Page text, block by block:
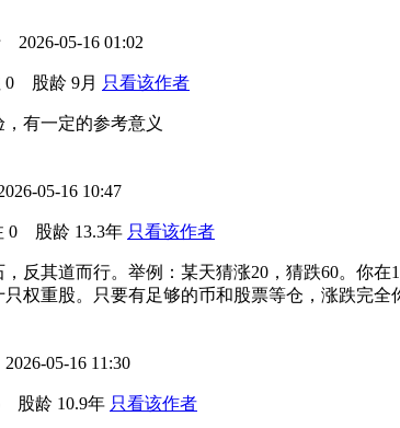
05-16 01:02
0 股龄 9月 只看该作者
有一定的参考意义
05-16 10:47
0 股龄 13.3年 只看该作者
反其道而行。举例：某天猜涨20，猜跌60。你在
权重股。只要有足够的币和股票等仓，涨跌完全
05-16 11:30
股龄 10.9年 只看该作者